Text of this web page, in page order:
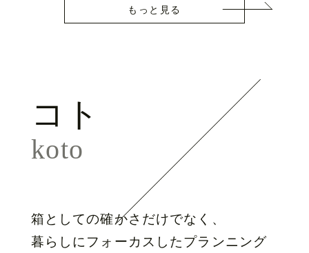
もっと見る
コト
koto
箱としての確かさだけでなく、
暮らしにフォーカスしたプランニング